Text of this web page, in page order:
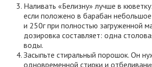
Наливать «Белизну» лучше в
если положено в барабан небольшое
и 250г при полностью загруженной
дозировка составляет: одна
воды.
Засыпьте стиральный порошок. Он
одновременной стирки и